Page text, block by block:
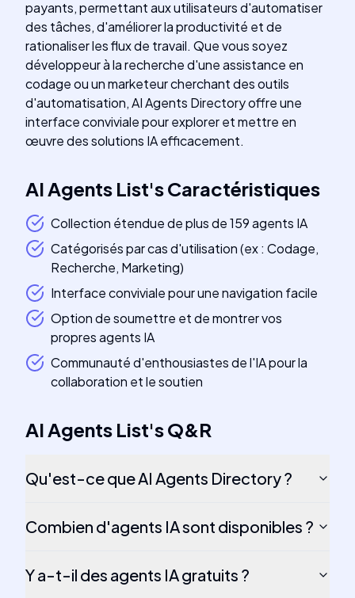
payants, permettant aux utilisateurs d'automatiser
des tâches, d'améliorer la productivité et de
rationaliser les flux de travail. Que vous soyez
développeur à la recherche d'une assistance en
codage ou un marketeur cherchant des outils
d'automatisation, AI Agents Directory offre une
interface conviviale pour explorer et mettre en
œuvre des solutions IA efficacement.
AI Agents List'sCaractéristiques
Collection étendue de plus de 159 agents IA
Catégorisés par cas d'utilisation (ex : Codage,
Recherche, Marketing)
Interface conviviale pour une navigation facile
Option de soumettre et de montrer vos
propres agents IA
Communauté d'enthousiastes de l'IA pour la
collaboration et le soutien
AI Agents List'sQ&R
Qu'est-ce que AI Agents Directory ?
Combien d'agents IA sont disponibles ?
Y a-t-il des agents IA gratuits ?